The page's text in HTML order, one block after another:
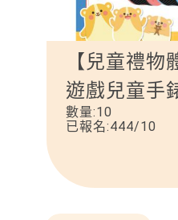
【兒童禮
遊戲兒童手
數量:10
已報名:444/10